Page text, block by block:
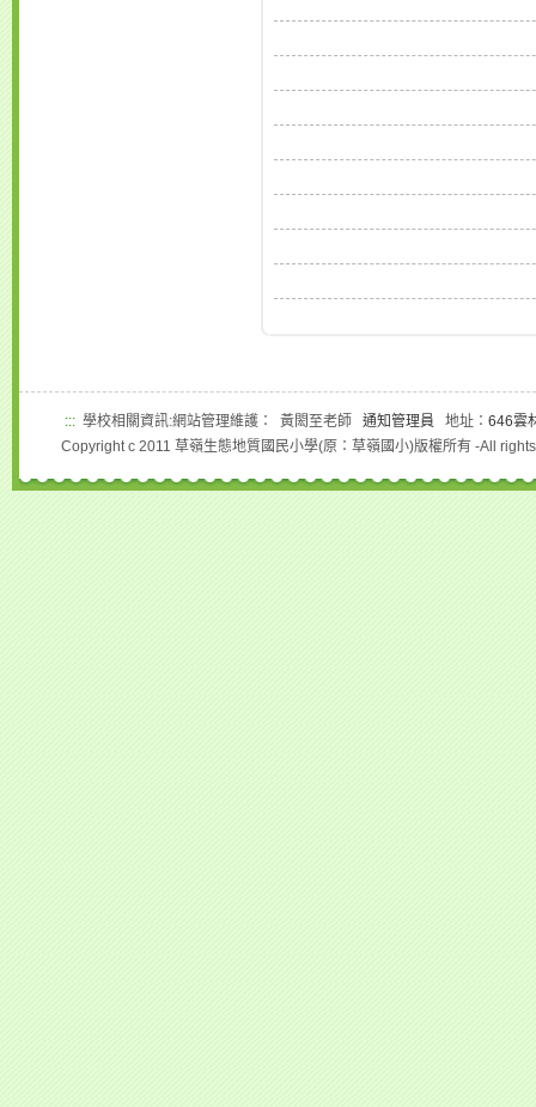
::: 學校相關資訊:網站管理維護： 黃閎至老師 通知管理員 地址： 646雲
Copyright c 2011 草嶺生態地質國民小學(原：草嶺國小)版權所有 -All